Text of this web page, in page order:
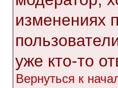
изменениях
уже кто-то
Вернуться к